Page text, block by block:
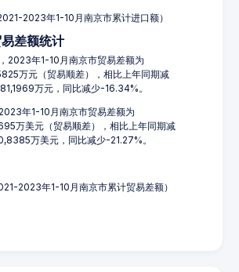
2023年1-10月南京市累计进口额）
易差额统计
2023年1-10月南京市贸易差额为
万元（贸易顺差），相比上年同期减
万元，同比减少-16.34%。
年1-10月南京市贸易差额为
万美元（贸易顺差），相比上年同期减
万美元，同比减少-21.27%。
2023年1-10月南京市累计贸易差额）